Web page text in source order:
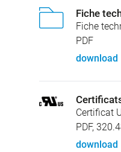
Fiche
Fiche
PDF
download
Certificat
PDF,
download